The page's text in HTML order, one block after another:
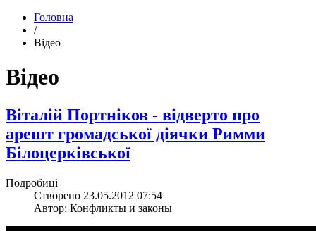
Головна
/
Відео
Відео
Віталій Портніков - відверто про
арешт громадської діячки Римми
Білоцерківської
Подробиці
Створено 23.05.2012 07:54
Автор: Конфликты и законы